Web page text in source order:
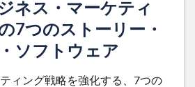
ネス・マーケティ
7つのストーリー・
ソフトウェア
ィング戦略を強化する、7つの